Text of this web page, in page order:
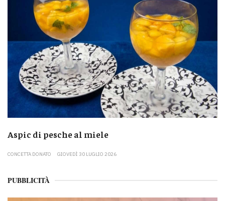
Aspic di pesche al miele
CONCETTA DONATO GIOVEDÌ 30 LUGLIO 2026
PUBBLICITÀ